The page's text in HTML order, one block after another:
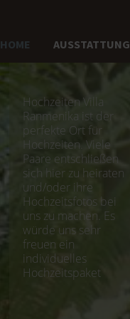
HOME AUSSTATTUNG
Hochzeiten Villa
Ranmenika ist der
perfekte Ort für
Hochzeiten. Viele
Paare entschließen
sich hier zu heiraten
und/oder ihre
Hochzeitsfotos bei
uns zu machen. Es
würde uns sehr
freuen ein
individuelles
Hochzeitspaket